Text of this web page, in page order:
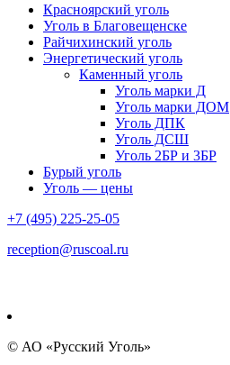
Красноярский уголь
Уголь в Благовещенске
Райчихинский уголь
Энергетический уголь
Каменный уголь
Уголь марки Д
Уголь марки ДОМ
Уголь ДПК
Уголь ДСШ
Уголь 2БР и 3БР
Бурый уголь
Уголь — цены
+7 (495) 225-25-05
reception@ruscoal.ru
© АО «Русский Уголь»